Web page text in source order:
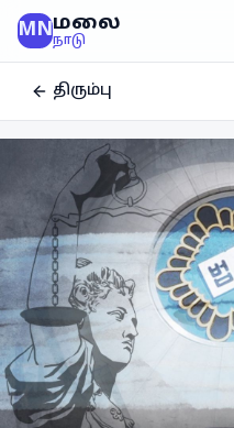
MNமலை
நாடு
திரும்பு